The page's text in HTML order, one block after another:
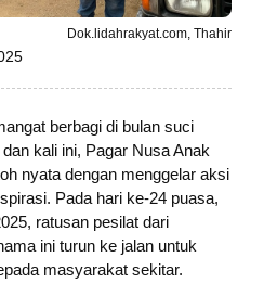
Dok.lidahrakyat.com, Thahir
berbagi di bulan suci
kali ini, Pagar Nusa Anak
nyata dengan menggelar aksi
Pada hari ke-24 puasa,
ratusan pesilat dari
ini turun ke jalan untuk
masyarakat sekitar.